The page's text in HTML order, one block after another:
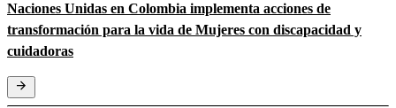
Naciones Unidas en Colombia implementa acciones de
transformación para la vida de Mujeres con discapacidad y
cuidadoras